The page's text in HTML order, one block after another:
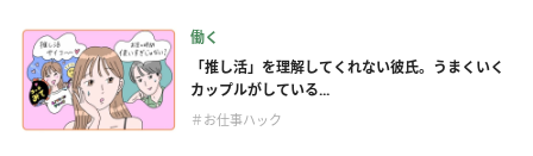
働く
「推し活」を理解してくれない彼氏。うまくいく
カップルがしている...
＃お仕事ハック